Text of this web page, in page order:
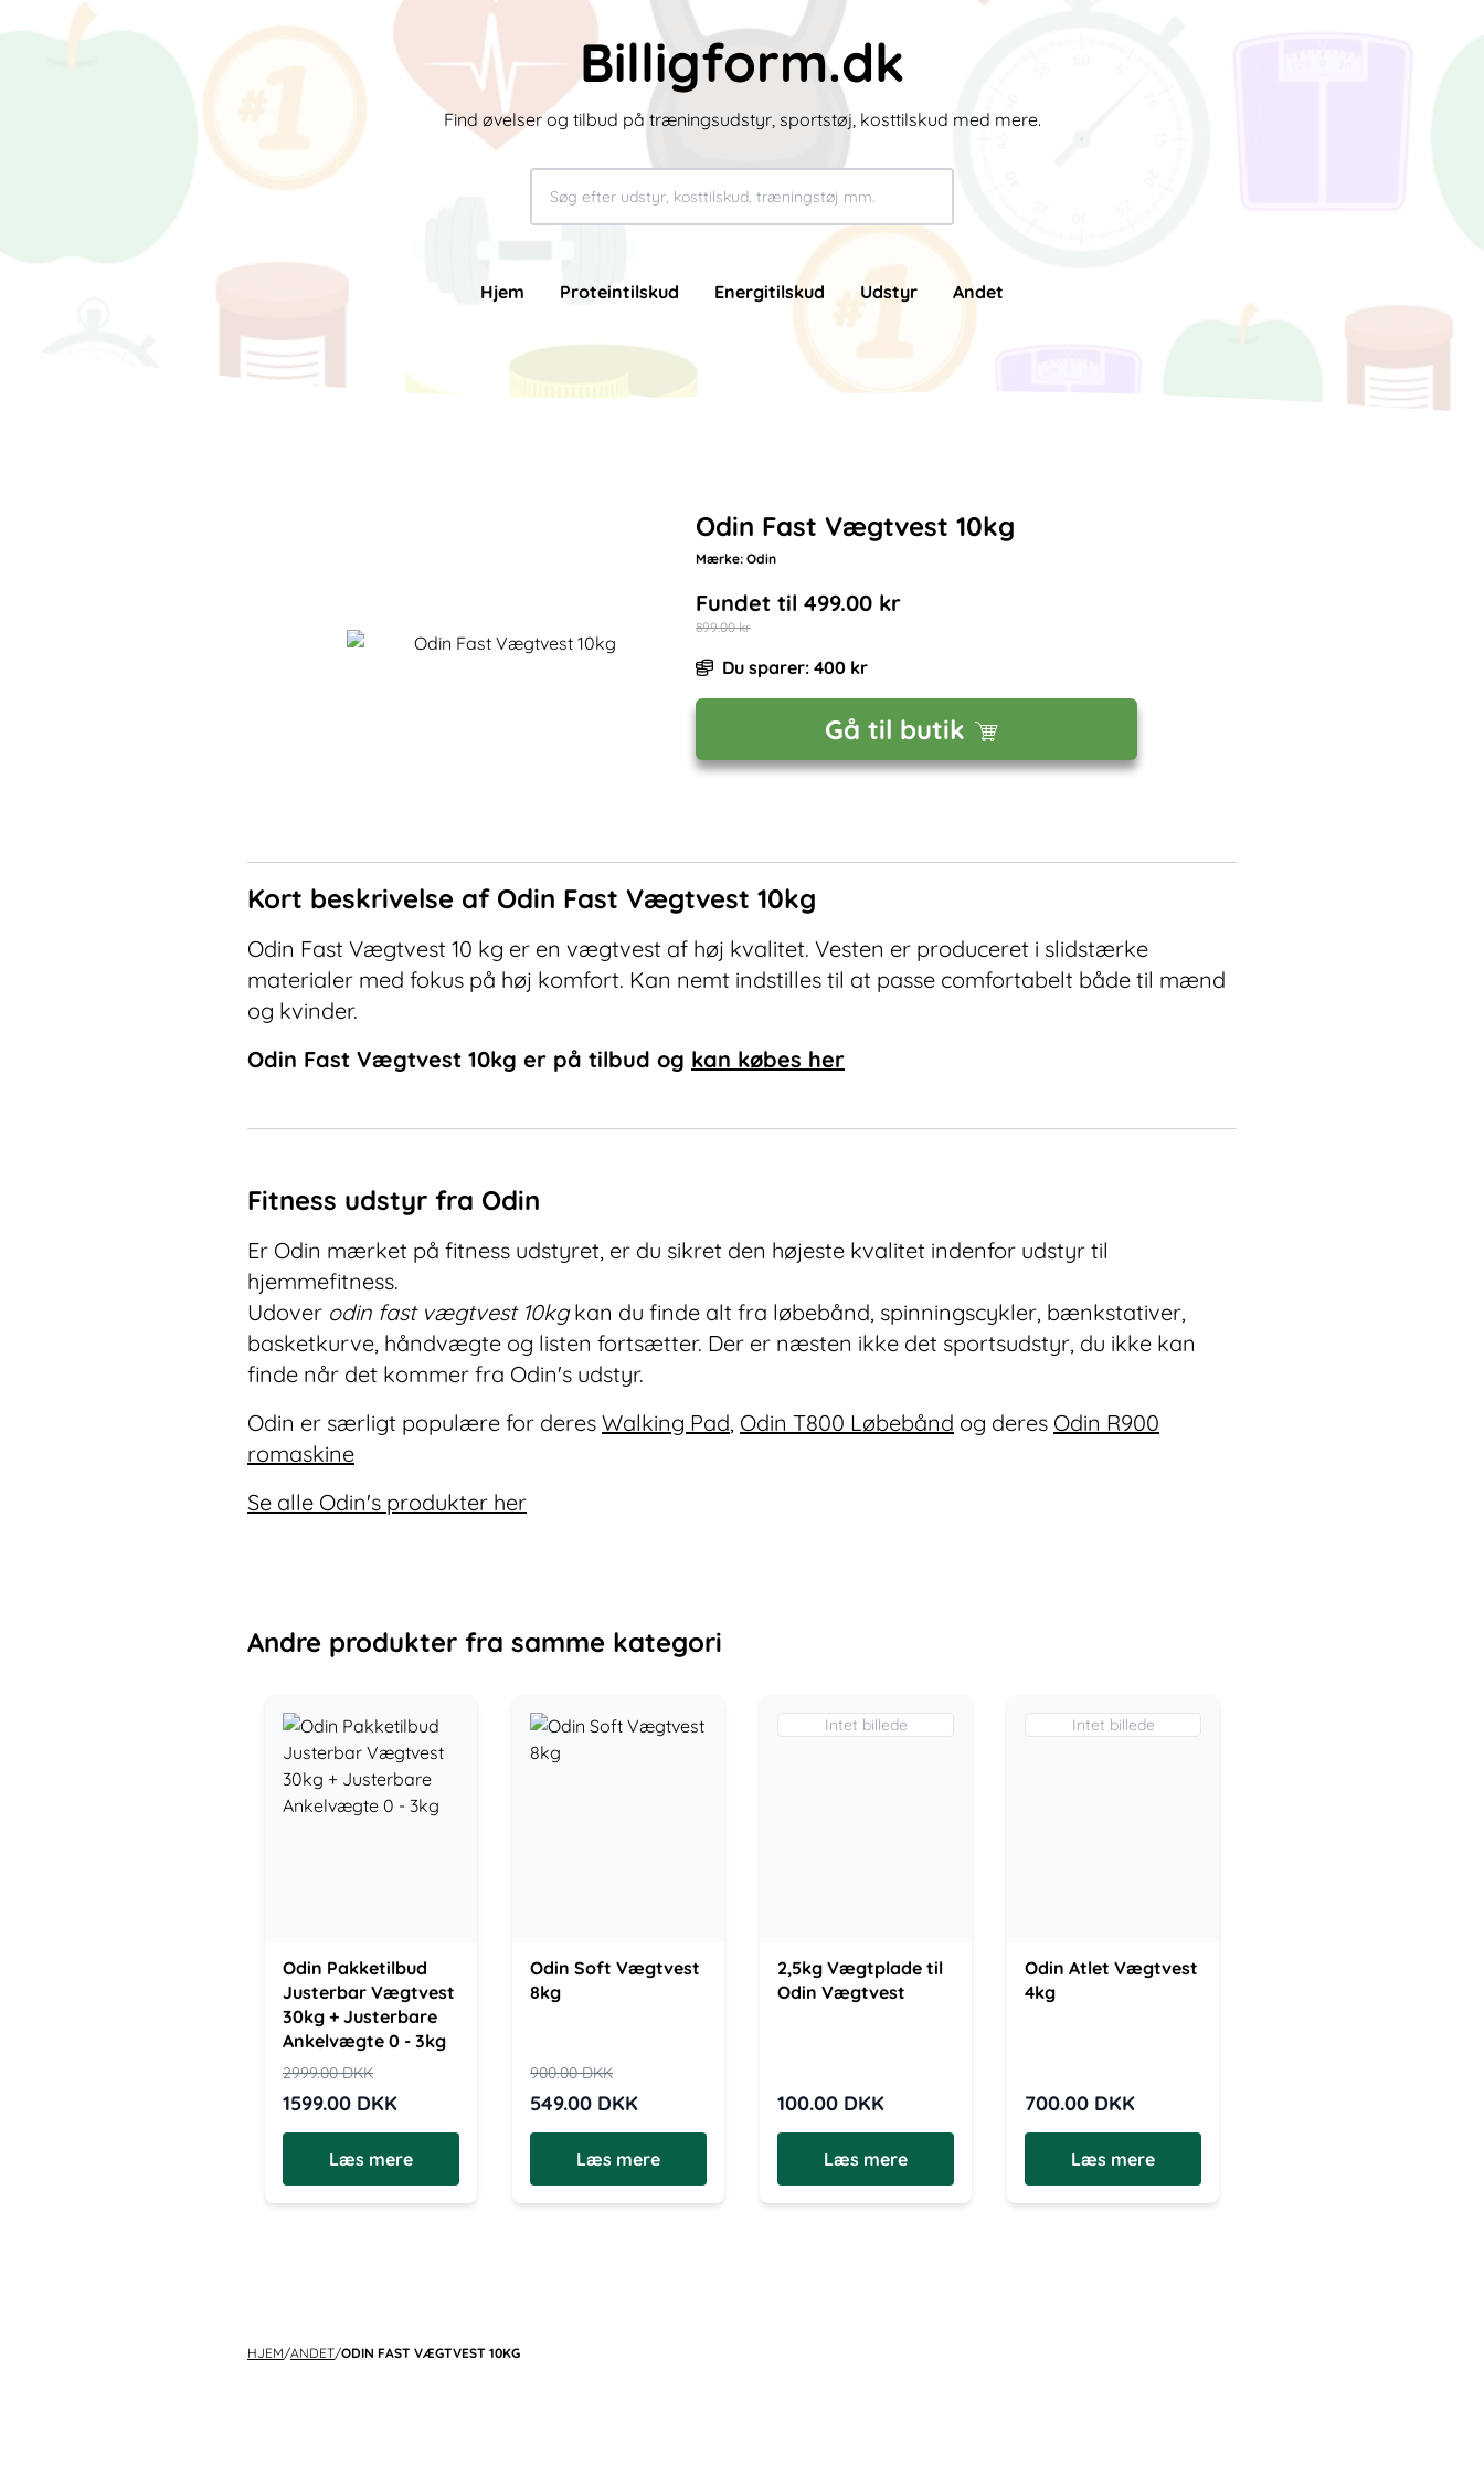
Billigform.dk
Find øvelser og tilbud på træningsudstyr, sportstøj, kosttilskud med mere.
Hjem Proteintilskud Energitilskud Udstyr Andet
Odin Fast Vægtvest 10kg
Mærke: Odin
Fundet til 499.00 kr
899.00kr
Du sparer: 400 kr
Gå til butik
Kort beskrivelse af Odin Fast Vægtvest 10kg
Odin Fast Vægtvest 10 kg er en vægtvest af høj kvalitet. Vesten er produceret i slidstærke
materialer med fokus på høj komfort. Kan nemt indstilles til at passe comfortabelt både til mænd
og kvinder.
Odin Fast Vægtvest 10kg er på tilbud og kan købes her
Fitness udstyr fra Odin
Er Odin mærket på fitness udstyret, er du sikret den højeste kvalitet indenfor udstyr til
hjemmefitness.
Udover odin fast vægtvest 10kgkan du finde alt fra løbebånd, spinningscykler, bænkstativer,
basketkurve, håndvægte og listen fortsætter. Der er næsten ikke det sportsudstyr, du ikke kan
finde når det kommer fra Odin's udstyr.
Odin er særligt populære for deres Walking Pad, Odin T800 Løbebånd og deres Odin R900
romaskine
Se alle Odin's produkter her
Andre produkter fra samme kategori
Odin Pakketilbud
Justerbar Vægtvest
30kg + Justerbare
Ankelvægte 0 - 3kg
2999.00DKK
1599.00 DKK
Læs mere
Odin Soft Vægtvest
8kg
900.00DKK
549.00 DKK
Læs mere
Intet billede
2,5kg Vægtplade til
Odin Vægtvest
100.00 DKK
Læs mere
Intet billede
Odin Atlet Vægtvest
4kg
700.00 DKK
Læs mere
HJEM/ANDET/ODIN FAST VÆGTVEST 10KG